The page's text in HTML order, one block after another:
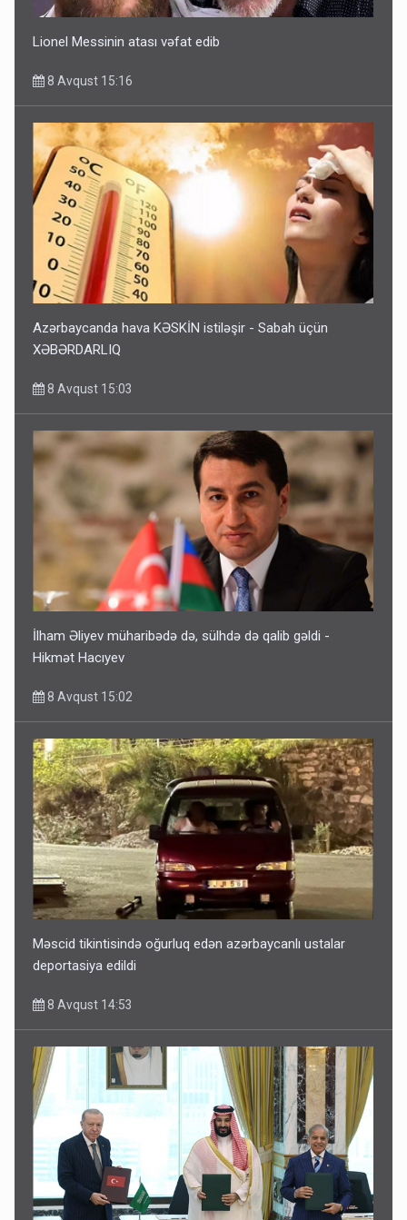
Lionel Messinin atası vəfat edib
8 Avqust 15:16
Azərbaycanda hava KƏSKİN istiləşir - Sabah üçün
XƏBƏRDARLIQ
8 Avqust 15:03
İlham Əliyev müharibədə də, sülhdə də qalib gəldi -
Hikmət Hacıyev
8 Avqust 15:02
Məscid tikintisində oğurluq edən azərbaycanlı ustalar
deportasiya edildi
8 Avqust 14:53